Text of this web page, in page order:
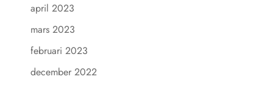
april 2023
mars 2023
februari 2023
december 2022